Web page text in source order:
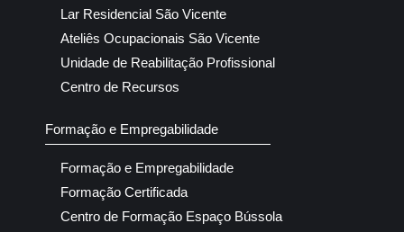
Lar Residencial São Vicente
Ateliês Ocupacionais São Vicente
Unidade de Reabilitação Profissional
Centro de Recursos
Formação e Empregabilidade
Formação e Empregabilidade
Formação Certificada
Centro de Formação Espaço Bússola